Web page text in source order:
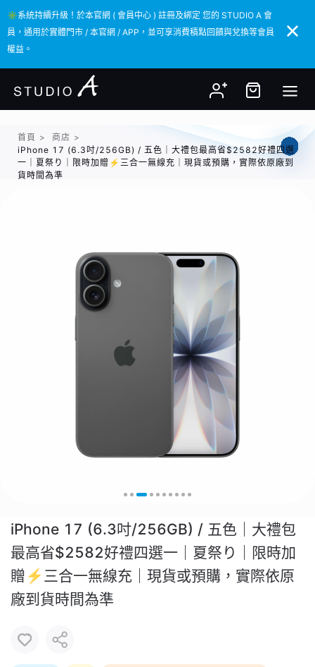
✳️系統持續升級！於本官網 ( 會員中心 ) 註冊及綁定 您的 STUDIO A 會
員，通用於實體門市 / 本官網 / APP，並可享消費積點回饋與兌換等會員
權益。
✳️系統持續升級！於本官網 ( 會員中心 ) 註冊及綁定 您的 STUDIO A 會
員，通用於實體門市 / 本官網 / APP，並可享消費積點回饋與兌換等會員
權益。
首頁 > 商店 >
iPhone 17 (6.3吋/256GB) / 五色｜大禮包最高省$2582好禮四選
一｜夏祭り｜限時加贈⚡️三合一無線充｜現貨或預購，實際依原廠到
貨時間為準
iPhone 17 (6.3吋/256GB) / 五色｜大禮包
最高省$2582好禮四選一｜夏祭り｜限時加
贈⚡️三合一無線充｜現貨或預購，實際依原
廠到貨時間為準